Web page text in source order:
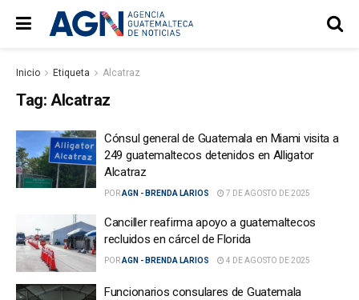
Inicio Etiqueta Alcatraz
Tag: Alcatraz
Cónsul general de Guatemala en Miami visita a
249 guatemaltecos detenidos en Alligator
Alcatraz
PORAGN - BRENDA LARIOS 7 DE AGOSTO DE 2025
Canciller reafirma apoyo a guatemaltecos
recluidos en cárcel de Florida
PORAGN - BRENDA LARIOS 4 DE AGOSTO DE 2025
Funcionarios consulares de Guatemala